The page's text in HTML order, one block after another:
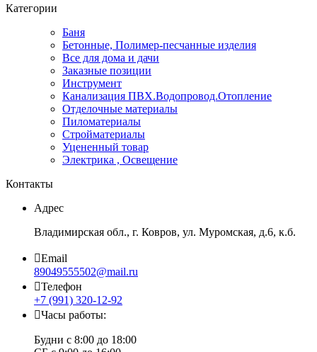
Категории
Баня
Бетонные, Полимер-песчанные изделия
Все для дома и дачи
Заказные позиции
Инструмент
Канализация ПВХ.Водопровод.Отопление
Отделочные материалы
Пиломатериалы
Стройматериалы
Уцененный товар
Электрика , Освещение
Контакты
Адрес
Владимирская обл., г. Ковров, ул. Муромская, д.6, к.б.
Email
89049555502@mail.ru
Телефон
+7 (991) 320-12-92
Часы работы:
Будни с 8:00 до 18:00